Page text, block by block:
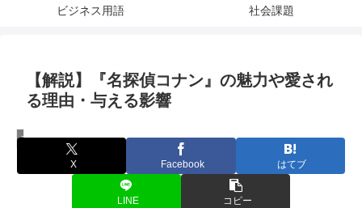
ビジネス用語 社会課題
【解説】『名探偵コナン』の魅力や愛され
る理由・与える影響
コンテンツ
X Facebook はてブ
LINE コピー